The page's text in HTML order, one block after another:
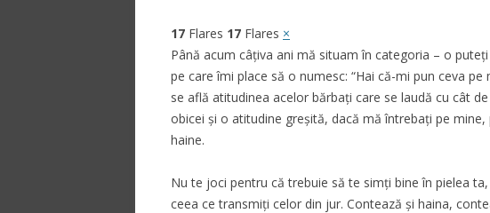
17 Flares 17 Flares ×
Până acum câțiva ani mă situam în categoria – o
pe care îmi place să o numesc: “Hai că-mi pun ceva
se află atitudinea acelor bărbați care se laudă cu cât
obicei și o atitudine greșită, dacă mă întrebați pe
haine.
Nu te joci pentru că trebuie să te simți bine în pielea
ceea ce transmiți celor din jur. Contează și haina,